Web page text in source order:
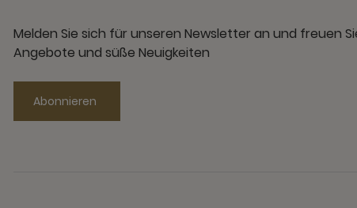
Melden Sie sich für unseren Newsletter an und freuen
Angebote und süße Neuigkeiten
Abonnieren